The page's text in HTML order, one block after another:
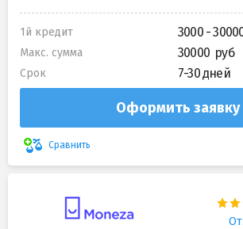
1й кредит 3000 -
Макс. сумма 30000
Срок 7-30 дней
Оформить заявку
Сравнить